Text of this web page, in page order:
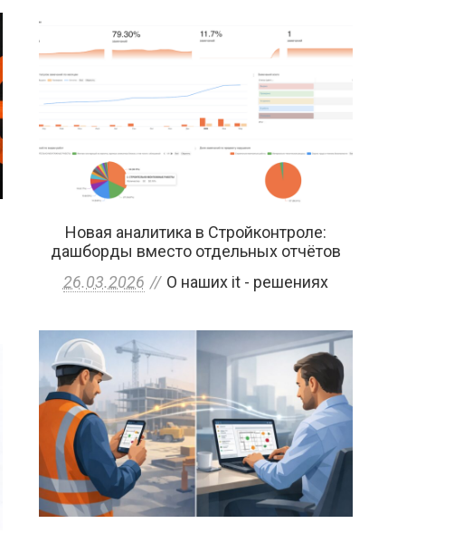
Новая аналитика в Стройконтроле:
дашборды вместо отдельных отчётов
26.03.2026
О наших it - решениях